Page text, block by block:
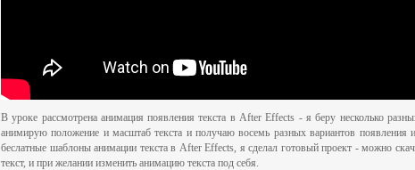
В уроке рассмотрена анимация появления текста в After Effects - я беру несколько
анимирую положение и масштаб текста и получаю восемь разных вариантов появления
беслатные шаблоны анимации текста в After Effects, я сделал готовый проект - можно
текст, и при желании изменить анимацию текста под себя.